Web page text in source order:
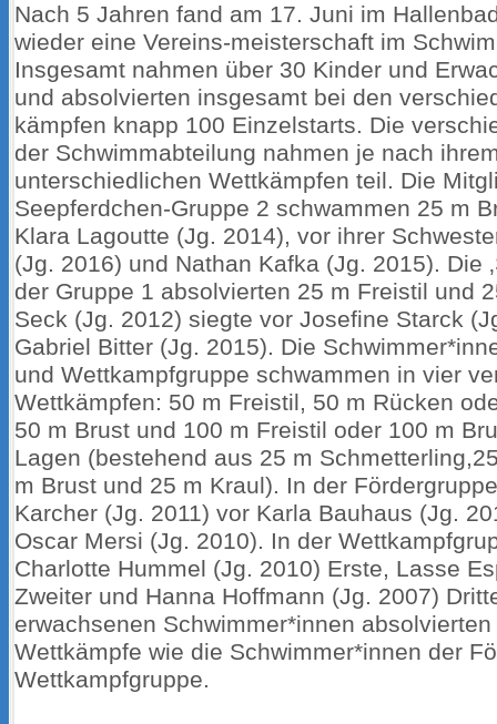
Nach 5 Jahren fand am 17. Juni im
wieder eine Vereins-meisterschaft im
Insgesamt nahmen über 30 Kinder und
und absolvierten insgesamt bei den
kämpfen knapp 100 Einzelstarts. Die
der Schwimmabteilung nahmen je nach
unterschiedlichen Wettkämpfen teil. Die
Seepferdchen-Gruppe 2 schwammen 25 m
Klara Lagoutte (Jg. 2014), vor ihrer
(Jg. 2016) und Nathan Kafka (Jg. 2015). Die
der Gruppe 1 absolvierten 25 m Freistil und
Seck (Jg. 2012) siegte vor Josefine Starck
Gabriel Bitter (Jg. 2015). Die
und Wettkampfgruppe schwammen in vier
Wettkämpfen: 50 m Freistil, 50 m Rücken
50 m Brust und 100 m Freistil oder 100 m
Lagen (bestehend aus 25 m
m Brust und 25 m Kraul). In der
Karcher (Jg. 2011) vor Karla Bauhaus (Jg.
Oscar Mersi (Jg. 2010). In der
Charlotte Hummel (Jg. 2010) Erste, Lasse
Zweiter und Hanna Hoffmann (Jg. 2007)
erwachsenen Schwimmer*innen
Wettkämpfe wie die Schwimmer*innen der
Wettkampfgruppe.